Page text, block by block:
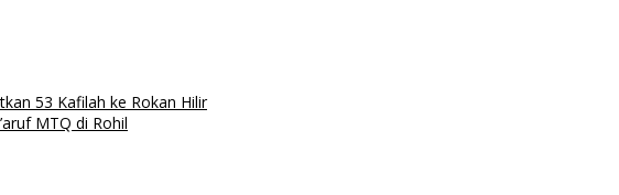
53 Kafilah ke Rokan Hilir
MTQ di Rohil